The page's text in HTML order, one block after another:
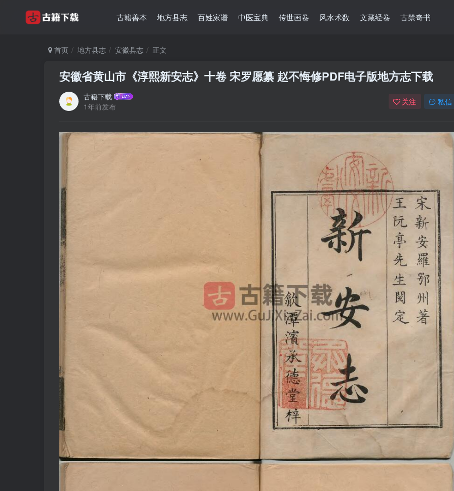
古籍善本 地方县志 百姓家谱 中医宝典 传世画卷 风水术数 文藏经卷 古禁奇书
首页 地方县志 安徽县志 正文
安徽省黄山市《淳熙新安志》十卷 宋罗愿纂 赵不悔修PDF电子版地方志下载
古籍下载
1年前发布
关注 私信